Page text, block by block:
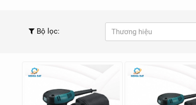
Bộ lọc: Thương hiệu